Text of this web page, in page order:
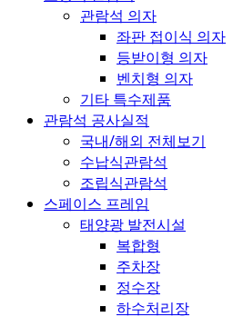
관람석 의자
좌판 접이식 의자
등받이형 의자
벤치형 의자
기타 특수제품
관람석 공사실적
국내/해외 전체보기
수납식관람석
조립식관람석
스페이스 프레임
태양광 발전시설
복합형
주차장
정수장
하수처리장